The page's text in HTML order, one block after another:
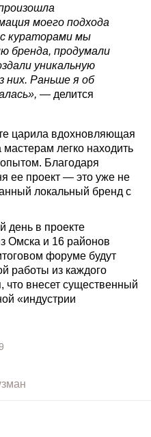
моего подхода
кураторами мы
бренда, продумали
уникальную
них. Раньше я об
— делится
царила вдохновляющая
легко находить
Благодаря
ее проект — это уже не
локальный бренд с
день в проекте
Омска и 16 районов
форуме будут
работы из каждого
внесет существенный
«индустрии